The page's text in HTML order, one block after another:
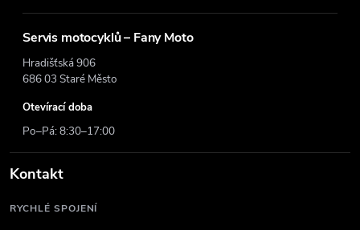
Servis motocyklů – Fany Moto
Hradišťská 906
686 03 Staré Město
Otevírací doba
Po–Pá: 8:30–17:00
Kontakt
RYCHLÉ SPOJENÍ